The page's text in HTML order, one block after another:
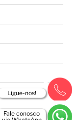
Fale conosco
Ligue-nos!